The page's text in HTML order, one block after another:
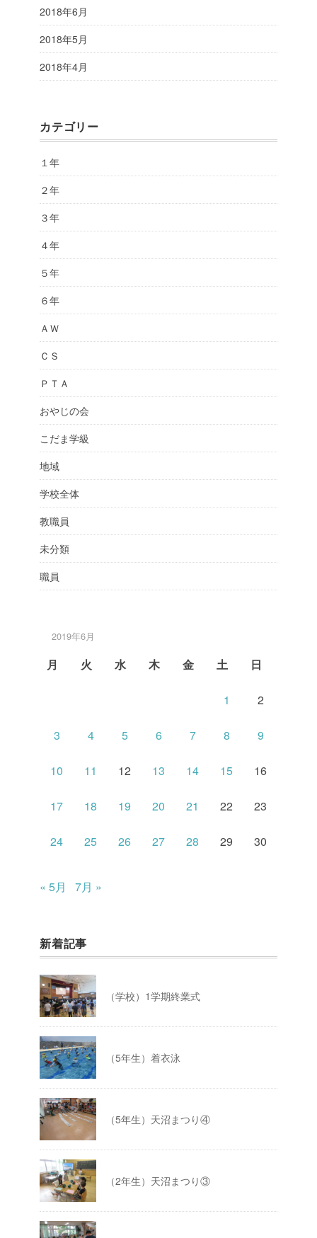
2018年6月
2018年5月
2018年4月
カテゴリー
１年
２年
３年
４年
５年
６年
ＡＷ
ＣＳ
ＰＴＡ
おやじの会
こだま学級
地域
学校全体
教職員
未分類
職員
2019年6月
月 火 水 木 金 土 日
1 2
3 4 5 6 7 8 9
10 11 12 13 14 15 16
17 18 19 20 21 22 23
24 25 26 27 28 29 30
« 5月 7月 »
新着記事
（学校）1学期終業式
（5年生）着衣泳
（5年生）天沼まつり④
（2年生）天沼まつり③